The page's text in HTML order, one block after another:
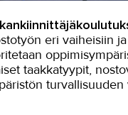
eri vaiheisiin
taakkatyypit,
turvallisuuden